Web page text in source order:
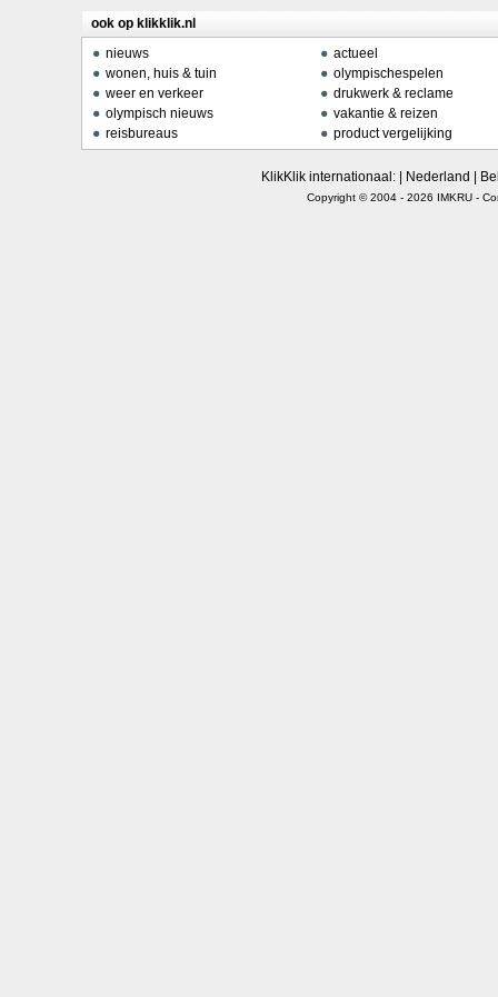
ook op klikklik.nl
nieuws
actueel
wonen, huis & tuin
olympischespelen
weer en verkeer
drukwerk & reclame
olympisch nieuws
vakantie & reizen
reisbureaus
product vergelijking
KlikKlik internationaal: | Nederland
Copyright © 2004 - 2026 IMKRU-